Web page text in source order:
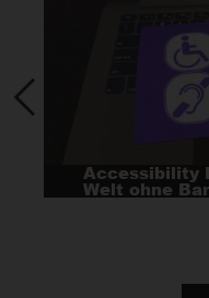
Accessibility
Welt ohne